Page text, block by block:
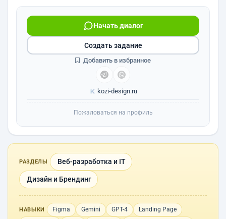
Начать диалог
kozi-design.ru
Создать задание
Добавить в избранное
Пожаловаться на профиль
РАЗДЕЛЫ Веб-разработка и IT
Дизайн и Брендинг
НАВЫКИ Figma Gemini GPT-4
Landing Page